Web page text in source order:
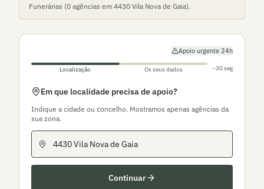
Funerárias (0 agências em 4430 Vila Nova de Gaia).
Apoio urgente 24h
Localização Os seus dados ~30 seg
Em que localidade precisa de apoio?
Indique a cidade ou concelho. Mostramos apenas agências da
sua zona.
Continuar